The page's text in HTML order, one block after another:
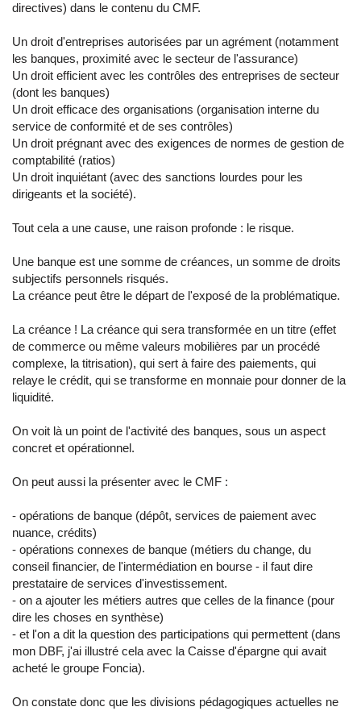
directives) dans le contenu du CMF.
Un droit d'entreprises autorisées par un agrément (notamment
les banques, proximité avec le secteur de l'assurance)
Un droit efficient avec les contrôles des entreprises de secteur
(dont les banques)
Un droit efficace des organisations (organisation interne du
service de conformité et de ses contrôles)
Un droit prégnant avec des exigences de normes de gestion de
comptabilité (ratios)
Un droit inquiétant (avec des sanctions lourdes pour les
dirigeants et la société).
Tout cela a une cause, une raison profonde : le risque.
Une banque est une somme de créances, un somme de droits
subjectifs personnels risqués.
La créance peut être le départ de l'exposé de la problématique.
La créance ! La créance qui sera transformée en un titre (effet
de commerce ou même valeurs mobilières par un procédé
complexe, la titrisation), qui sert à faire des paiements, qui
relaye le crédit, qui se transforme en monnaie pour donner de la
liquidité.
On voit là un point de l'activité des banques, sous un aspect
concret et opérationnel.
On peut aussi la présenter avec le CMF :
- opérations de banque (dépôt, services de paiement avec
nuance, crédits)
- opérations connexes de banque (métiers du change, du
conseil financier, de l'intermédiation en bourse - il faut dire
prestataire de services d'investissement.
- on a ajouter les métiers autres que celles de la finance (pour
dire les choses en synthèse)
- et l'on a dit la question des participations qui permettent (dans
mon DBF, j'ai illustré cela avec la Caisse d'épargne qui avait
acheté le groupe Foncia).
On constate donc que les divisions pédagogiques actuelles ne